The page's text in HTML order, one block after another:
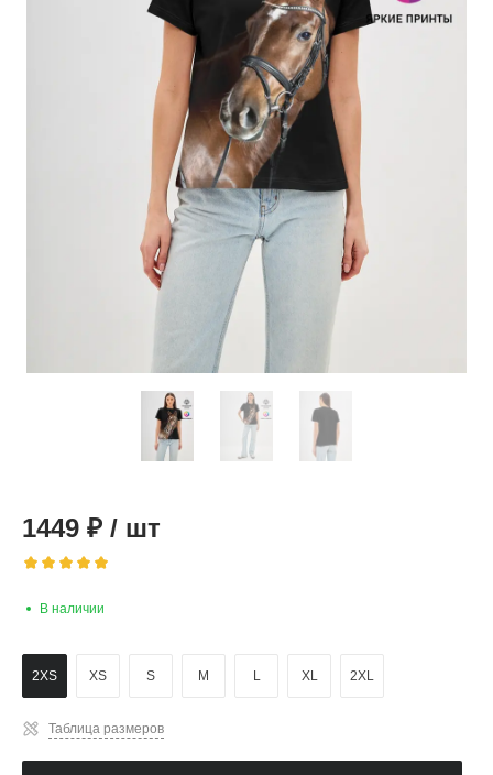
1449 ₽ / шт
В наличии
2XS XS S M L XL 2XL
Таблица размеров